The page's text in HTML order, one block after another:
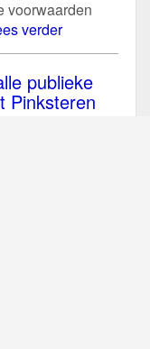
voorwaarden
verder
publieke
Pinksteren